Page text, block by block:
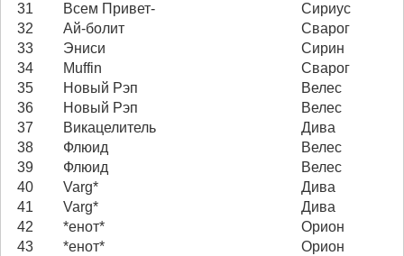
31
Всем Привет-
Сириус
32
Ай-болит
Сварог
33
Эниси
Сирин
34
Muffin
Сварог
35
Новый Рэп
Велес
36
Новый Рэп
Велес
37
Викацелитель
Дива
38
Флюид
Велес
39
Флюид
Велес
40
Varg*
Дива
41
Varg*
Дива
42
*енот*
Орион
43
*енот*
Орион